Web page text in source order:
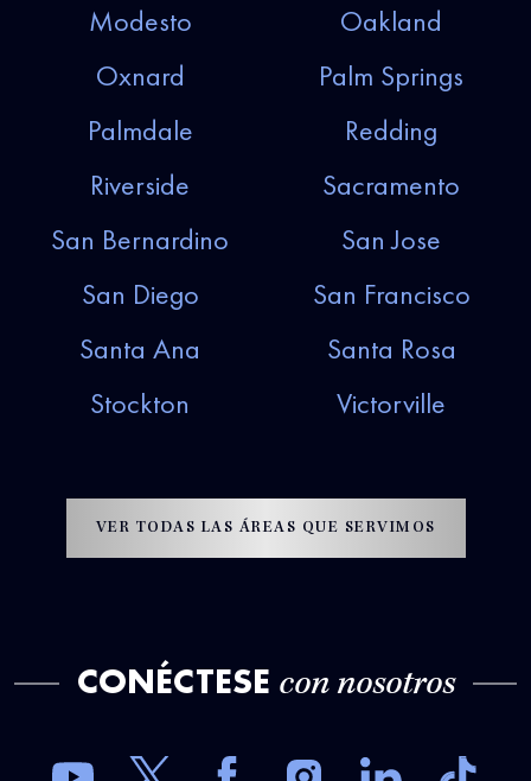
Modesto
Oakland
Oxnard
Palm Springs
Palmdale
Redding
Riverside
Sacramento
San Bernardino
San Jose
San Diego
San Francisco
Santa Ana
Santa Rosa
Stockton
Victorville
VER TODAS LAS ÁREAS QUE SERVIMOS
CONÉCTESE con nosotros